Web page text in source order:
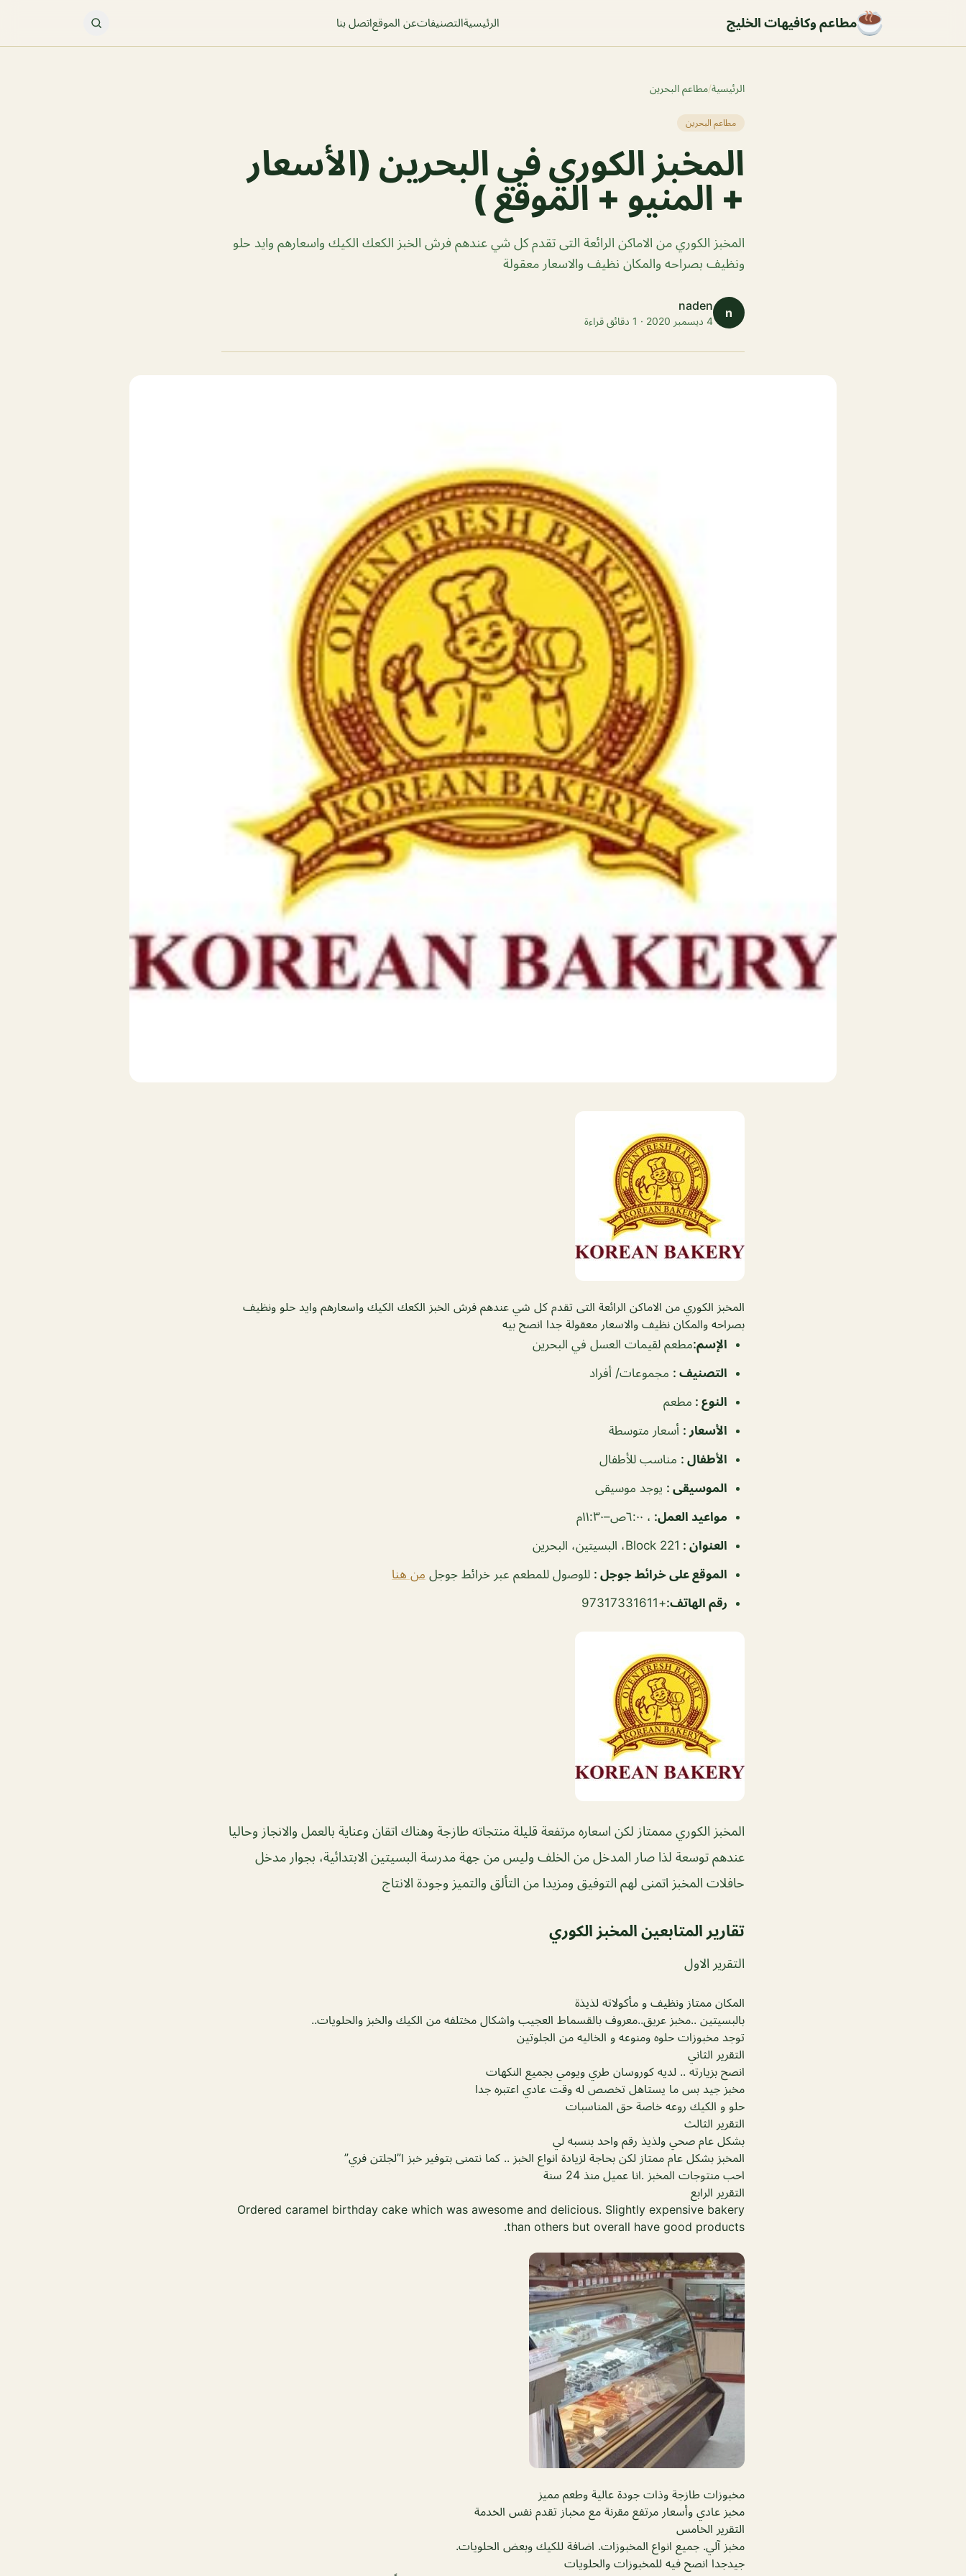
مطاعم وكافيهات الخليج الرئيسيةالتصنيفاتعن الموقعاتصل بنا
الرئيسية/مطاعم البحرين
مطاعم البحرين
المخبز الكوري في البحرين (الأسعار
+ المنيو + الموقع )
المخبز الكوري من الاماكن الرائعة التى تقدم كل شي عندهم فرش الخبز الكعك الكيك واسعارهم وايد حلو
ونظيف بصراحه والمكان نظيف والاسعار معقولة
n
naden
4 ديسمبر 2020 · 1 دقائق قراءة
المخبز الكوري من الاماكن الرائعة التى تقدم كل شي عندهم فرش الخبز الكعك الكيك واسعارهم وايد حلو ونظيف
بصراحه والمكان نظيف والاسعار معقولة جدا انصح بيه
الإسم:مطعم لقيمات العسل في البحرين
التصنيف : مجموعات/ أفراد
النوع : مطعم
الأسعار : أسعار متوسطة
الأطفال : مناسب للأطفال
الموسيقى : يوجد موسيقى
مواعيد العمل: ، ٦:٠٠ص–١١:٣٠م
العنوان : Block 221، البسيتين، البحرين
الموقع على خرائط جوجل : للوصول للمطعم عبر خرائط جوجل من هنا
رقم الهاتف:+97317331611
المخبز الكوري مممتاز لكن اسعاره مرتفعة قليلة منتجاته طازجة وهناك اتقان وعناية بالعمل والانجاز وحاليا
عندهم توسعة لذا صار المدخل من الخلف وليس من جهة مدرسة البسيتين الابتدائية، بجوار مدخل
حافلات المخبز اتمنى لهم التوفيق ومزيدا من التألق والتميز وجودة الانتاج
تقارير المتابعين المخبز الكوري
التقرير الاول
المكان ممتاز ونظيف و مأكولاته لذيذة
بالبسيتين ..مخبز عريق..معروف بالقسماط العجيب واشكال مختلفه من الكيك والخبز والحلويات..
توجد مخبوزات حلوه ومنوعه و الخاليه من الجلوتين
التقرير الثاني
انصح بزيارته .. لديه كوروسان طري ويومي بجميع النكهات
مخبز جيد بس ما يستاهل تخصص له وقت عادي اعتبره جدا
حلو و الكيك روعه خاصة حق المناسبات
التقرير الثالث
بشكل عام صحي ولذيذ رقم واحد بنسبه لي
المخبز بشكل عام ممتاز لكن بحاجة لزيادة انواع الخبز .. كما نتمنى بتوفير خبز ا”لجلتن فري”
احب منتوجات المخبز .انا عميل منذ 24 سنة
التقرير الرابع
Ordered caramel birthday cake which was awesome and delicious. Slightly expensive bakery
than others but overall have good products.
مخبوزات طازجة وذات جودة عالية وطعم مميز
مخبز عادي وأسعار مرتفع مقرنة مع مخباز تقدم نفس الخدمة
التقرير الخامس
مخبز آلي. جميع انواع المخبوزات. اضافة للكيك وبعض الحلويات.
جيدجدا انصح فيه للمخبوزات والحلويات